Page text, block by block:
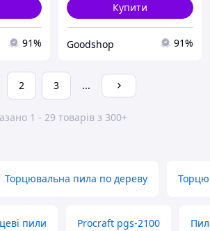
91%
Купити
Goodshop 91%
2 3 ...
1 - 29 товарів з 300+
Торцювальна пила по дереву
пили Procraft pgs-2100